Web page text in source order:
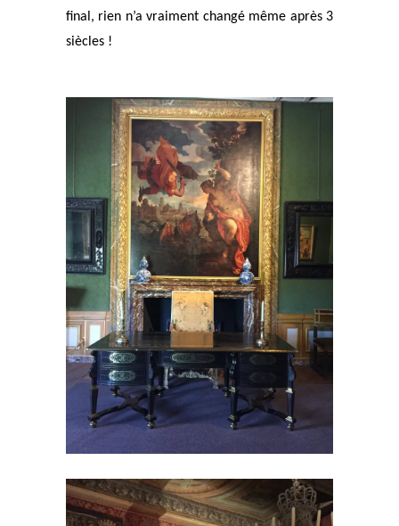
final, rien n’a vraiment changé même après 3
siècles !